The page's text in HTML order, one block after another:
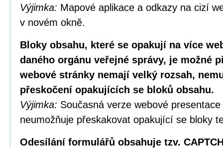
Výjimka: Mapové aplikace a odkazy na cizí
v novém okně.
Bloky obsahu, které se opakují na více
daného orgánu veřejné správy, je možné
webové stránky nemají velký rozsah,
přeskočení opakujících se bloků obsahu.
Výjimka: Současná verze webové
neumožňuje přeskakovat opakující se bloky
Odesílání formulářů obsahuje tzv.